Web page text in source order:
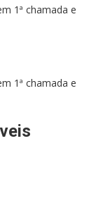
1ª chamada e
1ª chamada e